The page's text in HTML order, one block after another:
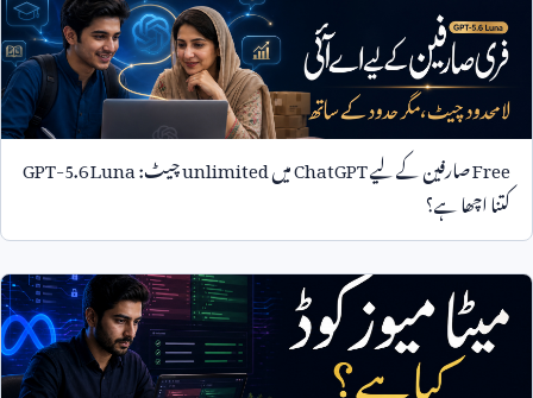
Freeصارفین کے لیےChatGPTمیںunlimitedچیٹ:GPT-5.6 Luna
کتنا اچھا ہے؟